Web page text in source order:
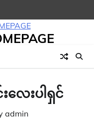
လေးပါရှင်
admin